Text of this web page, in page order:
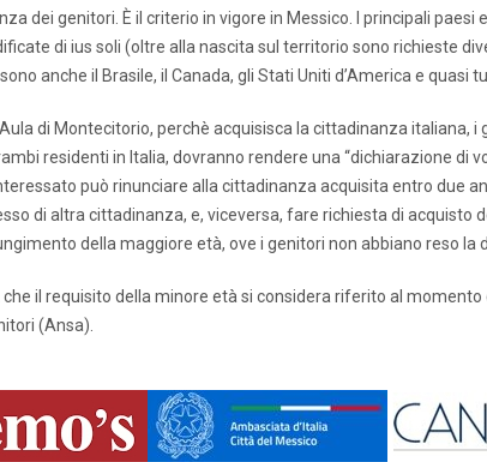
dei genitori. È il criterio in vigore in Messico. I principali paesi
di ius soli (oltre alla nascita sul territorio sono richieste
anche il Brasile, il Canada, gli Stati Uniti d’America e quasi
di Montecitorio, perchè acquisisca la cittadinanza italiana,
residenti in Italia, dovranno rendere una “dichiarazione di
può rinunciare alla cittadinanza acquisita entro due
di altra cittadinanza, e, viceversa, fare richiesta di acquisto
della maggiore età, ove i genitori non abbiano reso la
il requisito della minore età si considera riferito al momento
(Ansa).